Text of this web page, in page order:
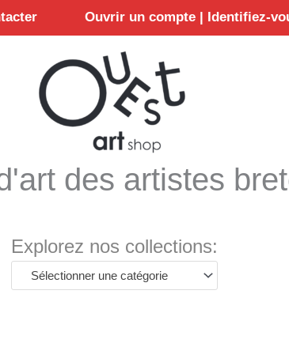
Ouvrir un compte | Identifiez-
des artistes
Explorez nos collections:
Sélectionner une catégorie